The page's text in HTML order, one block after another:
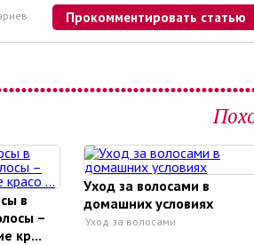
Прокомментировать статью
в
–
кр...
Уход за волосами в
домашних условиях
Уход за волосами